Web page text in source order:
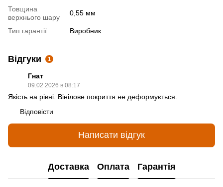
Товщина
верхнього шару
0,55 мм
Тип гарантії Виробник
Відгуки 1
Гнат
09.02.2026 в 08:17
Якість на рівні. Вінілове покриття не деформується.
Відповісти
Написати відгук
Доставка Оплата Гарантія